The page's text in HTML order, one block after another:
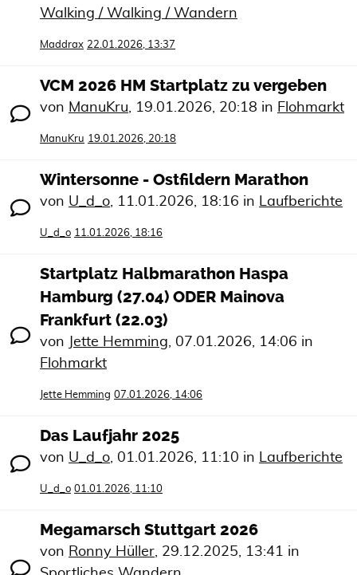
Walking / Walking / Wandern
Maddrax 22.01.2026, 13:37
VCM 2026 HM Startplatz zu vergeben
von ManuKru, 19.01.2026, 20:18 in Flohmarkt
ManuKru 19.01.2026, 20:18
Wintersonne - Ostfildern Marathon
von U_d_o, 11.01.2026, 18:16 in Laufberichte
U_d_o 11.01.2026, 18:16
Startplatz Halbmarathon Haspa
Hamburg (27.04) ODER Mainova
Frankfurt (22.03)
von Jette Hemming, 07.01.2026, 14:06 in
Flohmarkt
Jette Hemming 07.01.2026, 14:06
Das Laufjahr 2025
von U_d_o, 01.01.2026, 11:10 in Laufberichte
U_d_o 01.01.2026, 11:10
Megamarsch Stuttgart 2026
von Ronny Hüller, 29.12.2025, 13:41 in